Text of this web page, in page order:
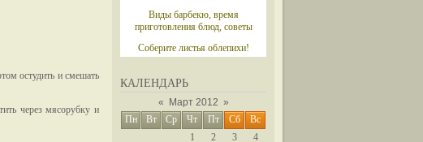
Виды барбекю, время
приготовления блюд, советы
Соберите листья облепихи!
КАЛЕНДАРЬ
« Март 2012 »
Пн
Вт Ср Чт Пт Сб
Вс
1
2 3
4
остудить и смешать
через мясорубку и